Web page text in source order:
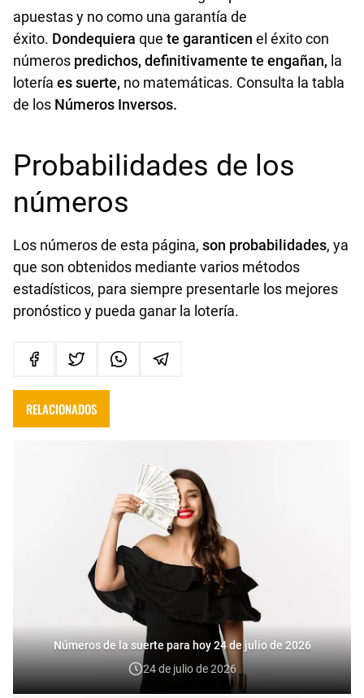
apuestas y no como una garantía de
éxito. Dondequiera que te garanticen el éxito con
números predichos, definitivamente te engañan, la
lotería es suerte, no matemáticas. Consulta la tabla
de los Números Inversos.
Probabilidades de los
números
Los números de esta página, son probabilidades, ya
que son obtenidos mediante varios métodos
estadísticos, para siempre presentarle los mejores
pronóstico y pueda ganar la lotería.
RELACIONADOS
Números de la suerte para hoy 24 de julio de 2026
24 de julio de 2026